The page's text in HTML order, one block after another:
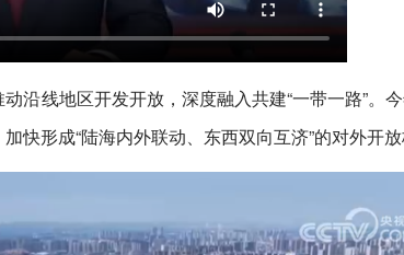
沿线地区开发开放，深度融入共建“一带一路”。
形成“陆海内外联动、东西双向互济”的对外开放